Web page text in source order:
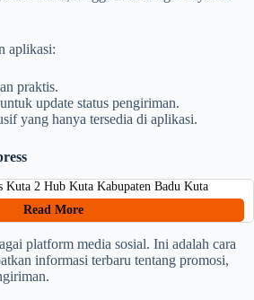
aplikasi:
praktis.
update status pengiriman.
yang hanya tersedia di aplikasi.
Kuta 2 Hub Kuta Kabupaten Badu Kuta
Read More
platform media sosial. Ini adalah cara
informasi terbaru tentang promosi,